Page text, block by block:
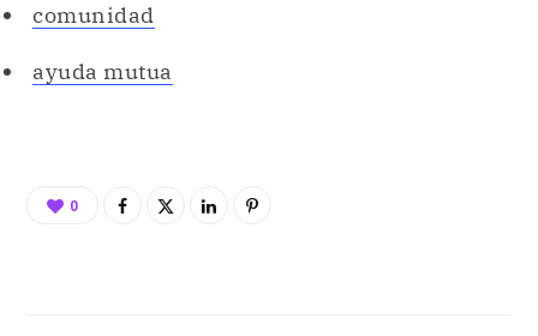
comunidad
ayuda mutua
0